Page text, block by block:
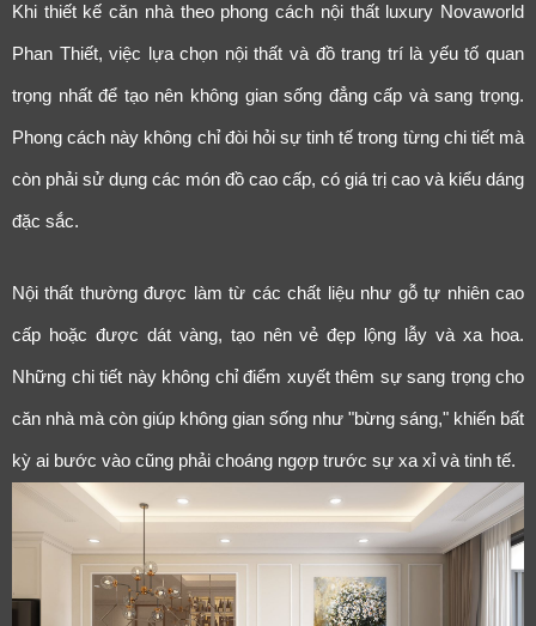
Khi thiết kế căn nhà theo phong cách nội thất luxury Novaworld
Phan Thiết, việc lựa chọn nội thất và đồ trang trí là yếu tố quan
trọng nhất để tạo nên không gian sống đẳng cấp và sang trọng.
Phong cách này không chỉ đòi hỏi sự tinh tế trong từng chi tiết mà
còn phải sử dụng các món đồ cao cấp, có giá trị cao và kiểu dáng
đặc sắc.
Nội thất thường được làm từ các chất liệu như gỗ tự nhiên cao
cấp hoặc được dát vàng, tạo nên vẻ đẹp lộng lẫy và xa hoa.
Những chi tiết này không chỉ điểm xuyết thêm sự sang trọng cho
căn nhà mà còn giúp không gian sống như "bừng sáng," khiến bất
kỳ ai bước vào cũng phải choáng ngợp trước sự xa xỉ và tinh tế.